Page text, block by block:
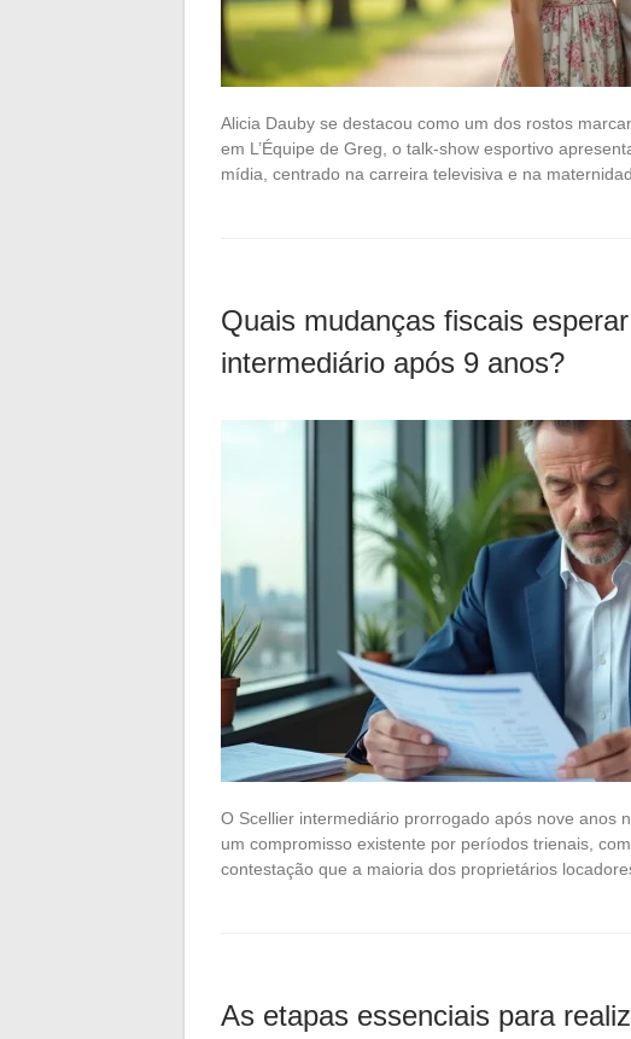
Alicia Dauby se destacou como um dos rostos
em L’Équipe de Greg, o talk-show esportivo
mídia, centrado na carreira televisiva e na
Quais mudanças fiscais
intermediário após 9 anos?
O Scellier intermediário prorrogado após nove anos
um compromisso existente por períodos trienais,
contestação que a maioria dos proprietários
As etapas essenciais para